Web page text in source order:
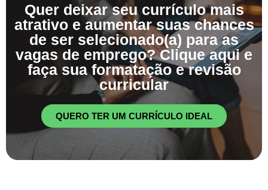
Quer deixar seu currículo mais
atrativo e aumentar suas chances
de ser selecionado(a) para as
vagas de emprego? Clique aqui e
faça sua formatação e revisão
curricular
QUERO TER UM CURRÍCULO IDEAL